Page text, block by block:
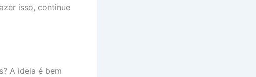
isso, continue
A ideia é bem